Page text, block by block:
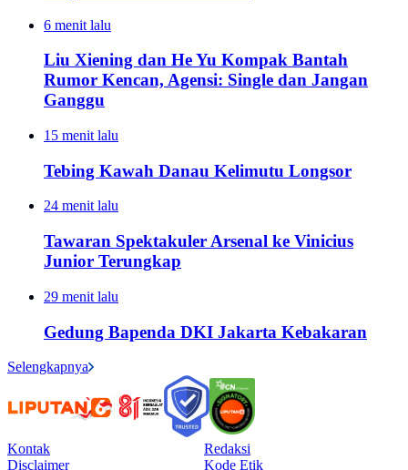
6 menit lalu
Liu Xiening dan He Yu Kompak Bantah
Rumor Kencan, Agensi: Single dan Jangan
Ganggu
15 menit lalu
Tebing Kawah Danau Kelimutu Longsor
24 menit lalu
Tawaran Spektakuler Arsenal ke Vinicius
Junior Terungkap
29 menit lalu
Gedung Bapenda DKI Jakarta Kebakaran
Selengkapnya
Kontak
Redaksi
Disclaimer
Kode Etik